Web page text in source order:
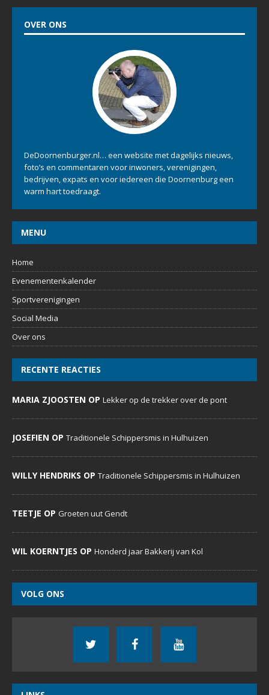
OVER ONS
DeDoornenburger.nl… een website met dagelijks nieuws,
foto’s en commentaren voor inwoners, verenigingen,
bedrijven, expats en voor iedereen die Doornenburg een
warm hart toedraagt.
MENU
Home
Evenementenkalender
Sportverenigingen
Social Media
Over ons
RECENTE REACTIES
MARIA ZJOOSTEN OP Lekker op de trekker over de pont
JOSEFIEN OP Traditionele Schippersmis in Hulhuizen
WILLY HENDRIKS OP Traditionele Schippersmis in Hulhuizen
TEETJE OP Groeten uut Gendt
WIL KOERNTJES OP Honderd jaar Bakkerij van Kol
VOLG ONS